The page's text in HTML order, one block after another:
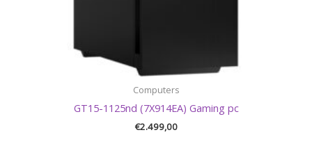
Computers
GT15-1125nd (7X914EA) Gaming pc
€2.499,00